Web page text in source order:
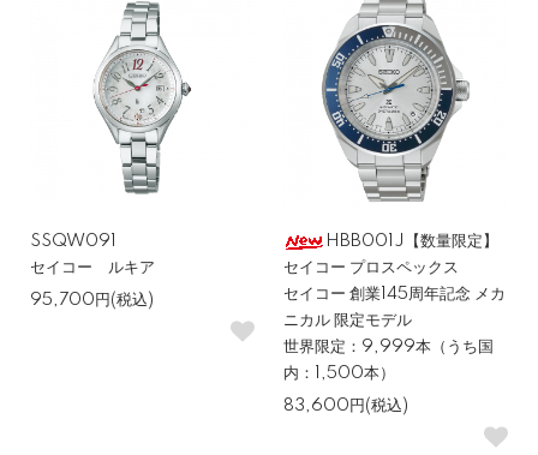
素材・ガラス・防水性など、意外と見落としがち
なポイント
ケースやベルトの素材、ガラス（風防）の種類、防水性能などは、
ラスや耐久性の高いステンレスケースは、長期使用でも劣化しにく
く、結果としてコストパフォーマンスが高くなります。
防水性能は日常生活防水でも十分な場合が多いですが、スポーツや
水辺で使うなら10気圧以上を目安に選ぶと安心です。ちなみに、カ
SSQW091
セイコー ルキア
95,700円(税込)
HBB001J【数量限定】
セイコー プロスペックス
セイコー 創業145周年記念 メカ
ニカル 限定モデル
世界限定：9,999本（うち国
内：1,500本）
83,600円(税込)